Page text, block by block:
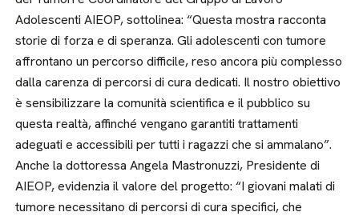
Adolescenti AIEOP, sottolinea: “Questa mostra racconta
storie di forza e di speranza. Gli adolescenti con tumore
affrontano un percorso difficile, reso ancora più complesso
dalla carenza di percorsi di cura dedicati. Il nostro obiettivo
è sensibilizzare la comunità scientifica e il pubblico su
questa realtà, affinché vengano garantiti trattamenti
adeguati e accessibili per tutti i ragazzi che si ammalano”.
Anche la dottoressa Angela Mastronuzzi, Presidente di
AIEOP, evidenzia il valore del progetto: “I giovani malati di
tumore necessitano di percorsi di cura specifici, che